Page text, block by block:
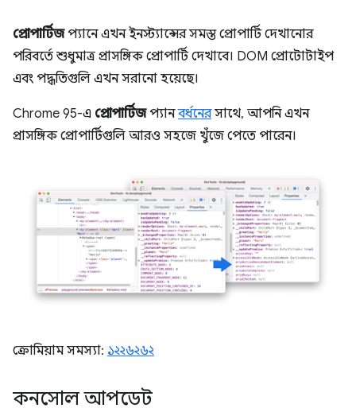
প্রোপার্টিজপ্যানে এখন ইনস্ট্যান্সের সমস্ত প্রোপার্টি দেখানোর
পরিবর্তে শুধুমাত্র প্রাসঙ্গিক প্রোপার্টি দেখাবে। DOM প্রোটোটাইপ
এবং পদ্ধতিগুলি এখন সরানো হয়েছে।
Chrome 95-এ প্রোপার্টিজপ্যানবর্ধনেরসাথে, আপনি এখন
প্রাসঙ্গিক প্রোপার্টিগুলি আরও সহজে খুঁজে পেতে পারেন।
ক্রোমিয়াম সমস্যা: ১২২৬২৬২
কনসোল আপডেট